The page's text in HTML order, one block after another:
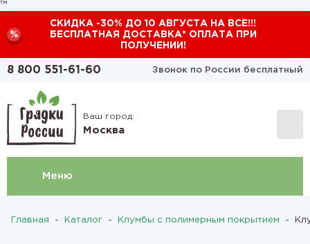
™
%
СКИДКА -30% ДО 10 АВГУСТА НА ВСЕ!!!
БЕСПЛАТНАЯ ДОСТАВКА* ОПЛАТА ПРИ
ПОЛУЧЕНИИ!
8 800 551-61-60 Звонок по России бесплатный
Ваш город:
Москва
Меню
Главная - Каталог - Клумбы с полимерным покрытием -